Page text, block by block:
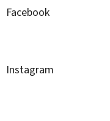
Facebook
Instagram